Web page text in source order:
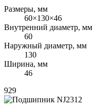
Размеры, мм
60×130×46
Внутренний диаметр, мм
60
Наружный диаметр, мм
130
Ширина, мм
46
929